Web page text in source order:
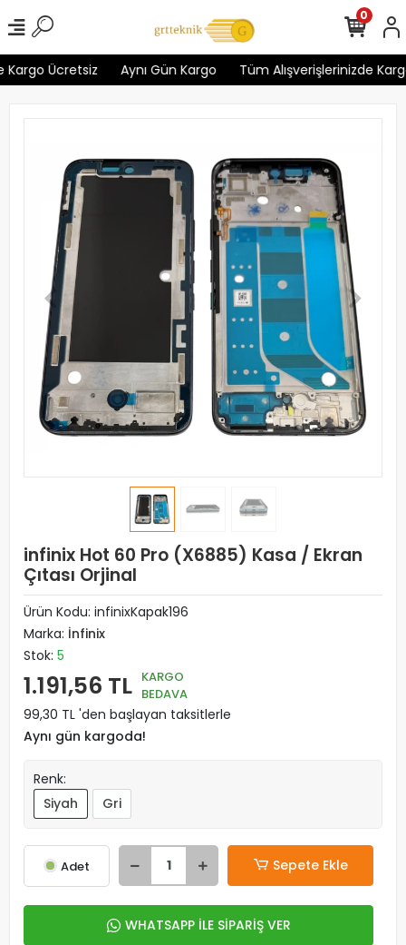
Ücretsiz Aynı Gün Kargo Tüm Alışverişlerinizde
0
infinix Hot 60 Pro (X6885) Kasa / Ekran
Çıtası Orjinal
Ürün Kodu: infinixKapak196
Marka: İnfinix
Stok: 5
1.191,56 TL KARGO
BEDAVA
99,30 TL 'den başlayan taksitlerle
Aynı gün kargoda!
Renk:
Siyah
Gri
Adet Sepete Ekle
WHATSAPP İLE SİPARİŞ VER